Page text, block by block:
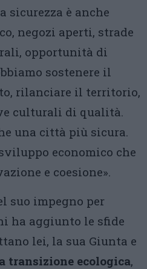
sicurezza è anche
negozi aperti, strade
opportunità di
sostenere il
rilanciare il territorio,
culturali di qualità.
una città più sicura.
economico che
e coesione».
suo impegno per
ha aggiunto le sfide
lei, la sua Giunta e
transizione ecologica,